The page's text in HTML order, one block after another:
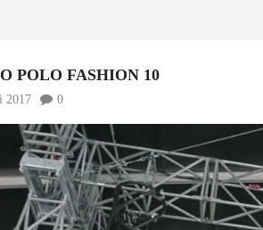
POLO FASHION 10
2017 0